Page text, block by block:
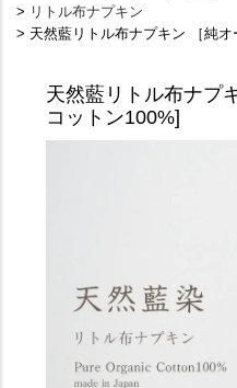
リトル布ナプキン
天然藍リトル布ナプキン ［純
天然藍リトル布ナプ
コットン100%]